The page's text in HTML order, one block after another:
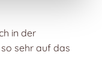
in der
sehr auf das